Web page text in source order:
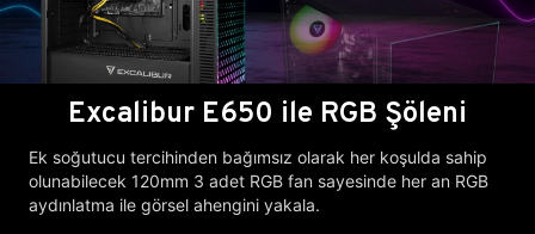
Excalibur E650 ile RGB Şöleni
Ek soğutucu tercihinden bağımsız olarak her koşulda sahip
olunabilecek 120mm 3 adet RGB fan sayesinde her an RGB
aydınlatma ile görsel ahengini yakala.